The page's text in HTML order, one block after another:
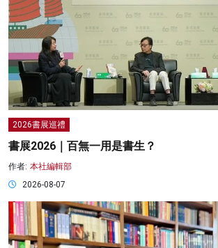
2026書展巡禮
書展2026｜百無一用是書生？
作者: 本社編輯部
2026-08-07